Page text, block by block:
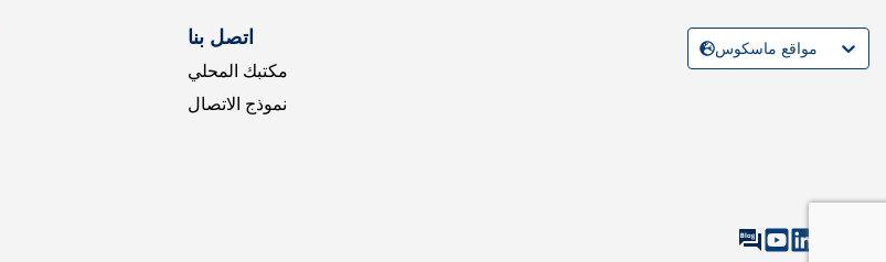
اتصل بنا
مكتبك المحلي
نموذج الاتصال
مواقع ماسكوس